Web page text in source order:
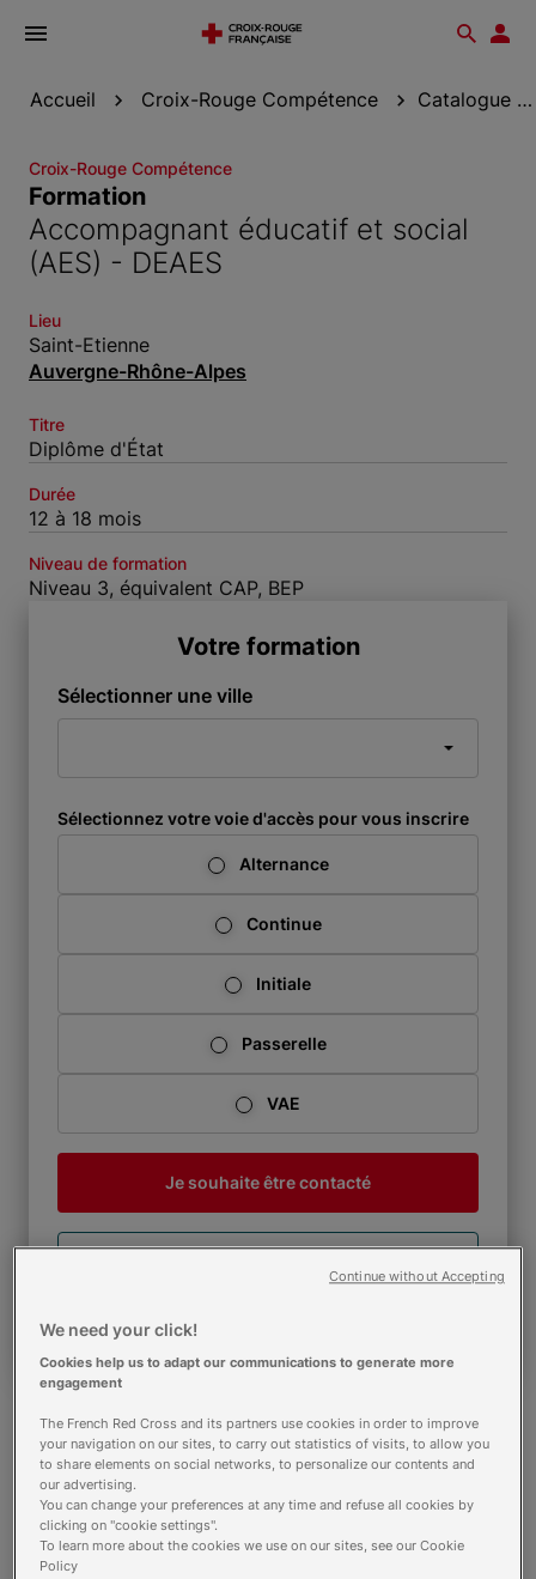
Ouvrir
Accueil Croix-Rouge Compétence Catalogue de formation
Croix-Rouge Compétence
Formation
Accompagnant éducatif et social
(AES) - DEAES
Lieu
Saint-Etienne
Auvergne-Rhône-Alpes
Titre
Diplôme d'État
Durée
12 à 18 mois
Niveau de formation
Niveau 3, équivalent CAP, BEP
Votre formation
Sélectionner une ville
Sélectionnez votre voie d'accès pour vous inscrire
Alternance
Continue
Initiale
Passerelle
VAE
Je souhaite être contacté
Comment s'inscrire ?
Calendrier voie alternance
15 mars 2027 - Rentrée
We need your click!
Cookies help us to adapt our communications to generate more
engagement
The French Red Cross and its partners use cookies in order to improve
your navigation on our sites, to carry out statistics of visits, to allow you
to share elements on social networks, to personalize our contents and
our advertising.
You can change your preferences at any time and refuse all cookies by
clicking on "cookie settings".
To learn more about the cookies we use on our sites, see our Cookie
Policy
Continue without Accepting